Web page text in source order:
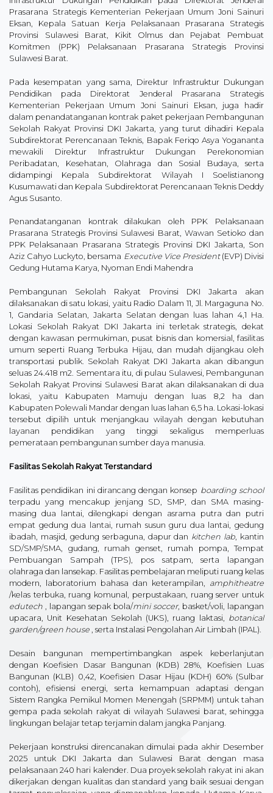
Prasarana Strategis Kementerian Pekerjaan Umum Joni Sainuri
Eksan, Kepala Satuan Kerja Pelaksanaan Prasarana Strategis
Provinsi Sulawesi Barat, Kikit Olmus dan Pejabat Pembuat
Komitmen (PPK) Pelaksanaan Prasarana Strategis Provinsi
Sulawesi Barat.
Pada kesempatan yang sama, Direktur Infrastruktur Dukungan
Pendidikan pada Direktorat Jenderal Prasarana Strategis
Kementerian Pekerjaan Umum Joni Sainuri Eksan, juga hadir
dalam penandatanganan kontrak paket pekerjaan Pembangunan
Sekolah Rakyat Provinsi DKI Jakarta, yang turut dihadiri Kepala
Subdirektorat Perencanaan Teknis, Bapak Feriqo Asya Yogananta
mewakili Direktur Infrastruktur Dukungan Perekonomian
Peribadatan, Kesehatan, Olahraga dan Sosial Budaya, serta
didampingi Kepala Subdirektorat Wilayah I Soelistianong
Kusumawati dan Kepala Subdirektorat Perencanaan Teknis Deddy
Agus Susanto.
Penandatanganan kontrak dilakukan oleh PPK Pelaksanaan
Prasarana Strategis Provinsi Sulawesi Barat, Wawan Setioko dan
PPK Pelaksanaan Prasarana Strategis Provinsi DKI Jakarta, Son
Aziz Cahyo Luckyto, bersama Executive Vice President(EVP) Divisi
Gedung Hutama Karya, Nyoman Endi Mahendra
Pembangunan Sekolah Rakyat Provinsi DKI Jakarta akan
dilaksanakan di satu lokasi, yaitu Radio Dalam 11, Jl. Margaguna No.
1, Gandaria Selatan, Jakarta Selatan dengan luas lahan 4,1 Ha.
Lokasi Sekolah Rakyat DKI Jakarta ini terletak strategis, dekat
dengan kawasan permukiman, pusat bisnis dan komersial, fasilitas
umum seperti Ruang Terbuka Hijau, dan mudah dijangkau oleh
transportasi publik. Sekolah Rakyat DKI Jakarta akan dibangun
seluas 24.418 m2. Sementara itu, di pulau Sulawesi, Pembangunan
Sekolah Rakyat Provinsi Sulawesi Barat akan dilaksanakan di dua
lokasi, yaitu Kabupaten Mamuju dengan luas 8,2 ha dan
Kabupaten Polewali Mandar dengan luas lahan 6,5 ha. Lokasi-lokasi
tersebut dipilih untuk menjangkau wilayah dengan kebutuhan
layanan pendidikan yang tinggi sekaligus memperluas
pemerataan pembangunan sumber daya manusia.
Fasilitas Sekolah Rakyat Terstandard
Fasilitas pendidikan ini dirancang dengan konsep boarding school
terpadu yang mencakup jenjang SD, SMP, dan SMA masing-
masing dua lantai, dilengkapi dengan asrama putra dan putri
empat gedung dua lantai, rumah susun guru dua lantai, gedung
ibadah, masjid, gedung serbaguna, dapur dan kitchen lab, kantin
SD/SMP/SMA, gudang, rumah genset, rumah pompa, Tempat
Pembuangan Sampah (TPS), pos satpam, serta lapangan
olahraga dan lansekap. Fasilitas pembelajaran meliputi ruang kelas
modern, laboratorium bahasa dan keterampilan, amphitheatre
/kelas terbuka, ruang komunal, perpustakaan, ruang server untuk
edutech , lapangan sepak bola/mini soccer, basket/voli, lapangan
upacara, Unit Kesehatan Sekolah (UKS), ruang laktasi, botanical
garden/green house , serta Instalasi Pengolahan Air Limbah (IPAL).
Desain bangunan mempertimbangkan aspek keberlanjutan
dengan Koefisien Dasar Bangunan (KDB) 28%, Koefisien Luas
Bangunan (KLB) 0,42, Koefisien Dasar Hijau (KDH) 60% (Sulbar
contoh), efisiensi energi, serta kemampuan adaptasi dengan
Sistem Rangka Pemikul Momen Menengah (SRPMM) untuk tahan
gempa pada sekolah rakyat di wilayah Sulawesi barat, sehingga
lingkungan belajar tetap terjamin dalam jangka Panjang.
Pekerjaan konstruksi direncanakan dimulai pada akhir Desember
2025 untuk DKI Jakarta dan Sulawesi Barat dengan masa
pelaksanaan 240 hari kalender. Dua proyek sekolah rakyat ini akan
dikerjakan dengan kualitas dan standard yang baik sesuai dengan